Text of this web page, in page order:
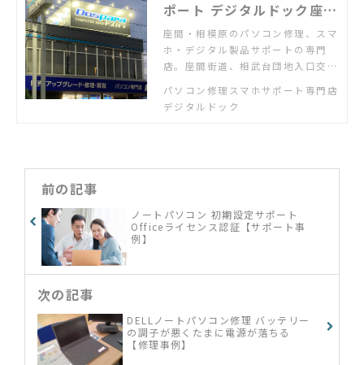
ポート デジタルドック座間
相武台店
座間・相模原のパソコン修理、スマ
ホ・デジタル製品サポートの専門
店。座間街道、相武台団地入口交差
超えてすぐ南西側。駐車場あり。
「パソコンが故障した」「スマホの
パソコン修理スマホサポート専門店
デジタルドック
前の記事
ノートパソコン 初期設定サポート
Officeライセンス認証【サポート事
例】
次の記事
DELLノートパソコン修理 バッテリー
の調子が悪くたまに電源が落ちる
【修理事例】